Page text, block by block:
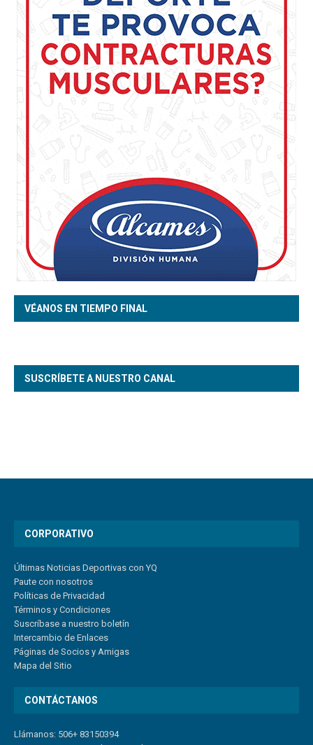
VÉANOS EN TIEMPO FINAL
SUSCRÍBETE A NUESTRO CANAL
CORPORATIVO
Últimas Noticias Deportivas con YQ
Paute con nosotros
Políticas de Privacidad
Términos y Condiciones
Suscríbase a nuestro boletín
Intercambio de Enlaces
Páginas de Socios y Amigas
Mapa del Sitio
CONTÁCTANOS
Llámanos: 506+ 83150394